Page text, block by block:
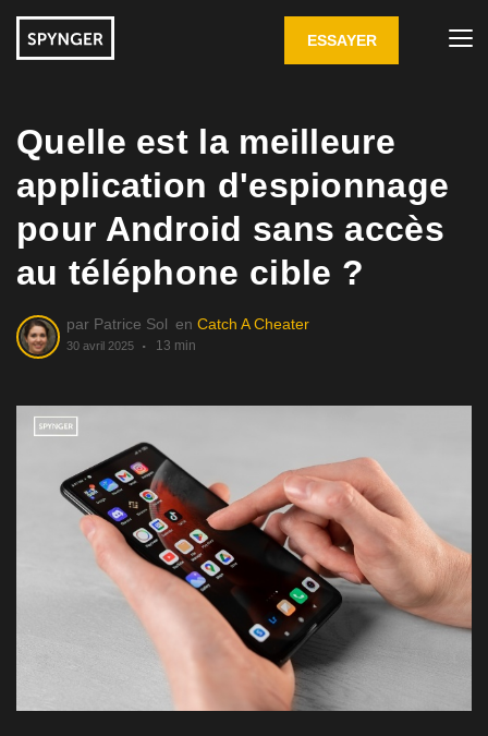
ESSAYER
Quelle est la meilleure
application d'espionnage
pour Android sans accès
au téléphone cible ?
par Patrice Sol en Catch A Cheater
30 avril 2025 13 min